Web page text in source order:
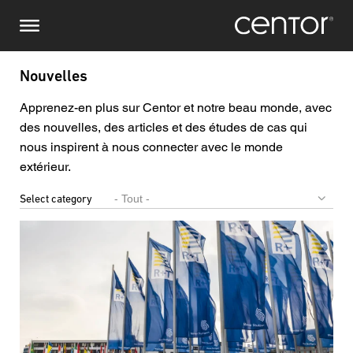
contenu
principal
Nouvelles
Apprenez-en plus sur Centor et notre beau monde, avec
des nouvelles, des articles et des études de cas qui
nous inspirent à nous connecter avec le monde
extérieur.
Select category - Tout -
Demande de renseignements
Nom
Numéro de téléphone
Courriel
Pays
Amérique du Nord